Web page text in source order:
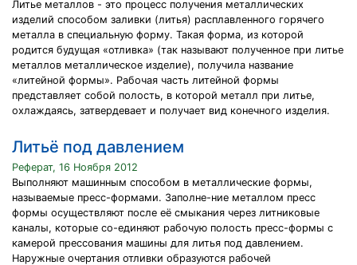
Литье металлов - это процесс получения металлических
изделий способом заливки (литья) расплавленного горячего
металла в специальную форму. Такая форма, из которой
родится будущая «отливка» (так называют полученное при литье
металлов металлическое изделие), получила название
«литейной формы». Рабочая часть литейной формы
представляет собой полость, в которой металл при литье,
охлаждаясь, затвердевает и получает вид конечного изделия.
Литьё под давлением
Реферат, 16 Ноября 2012
Выполняют машинным способом в металлические формы,
называемые пресс-формами. Заполне-ние металлом пресс
формы осуществляют после её смыкания через литниковые
каналы, которые со-единяют рабочую полость пресс-формы с
камерой прессования машины для литья под давлением.
Наружные очертания отливки образуются рабочей